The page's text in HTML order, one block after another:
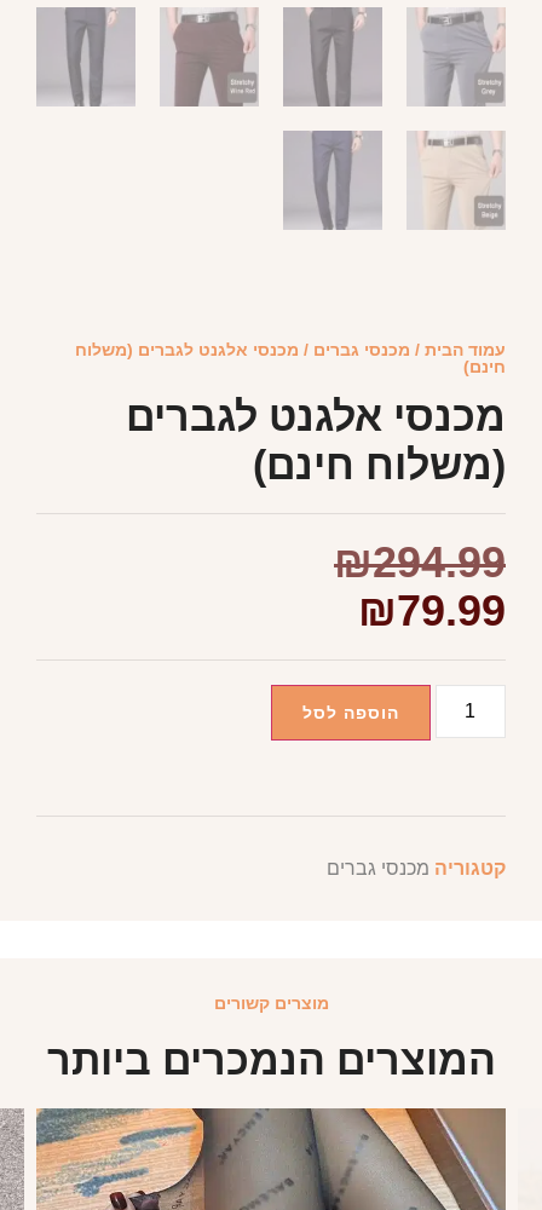
עמוד הבית / מכנסי גברים / מכנסי אלגנט לגברים (משלוח
חינם)
מכנסי אלגנט לגברים
(משלוח חינם)
₪294.99
₪79.99
הוספה לסל
קטגוריה מכנסי גברים
מוצרים קשורים
המוצרים הנמכרים ביותר